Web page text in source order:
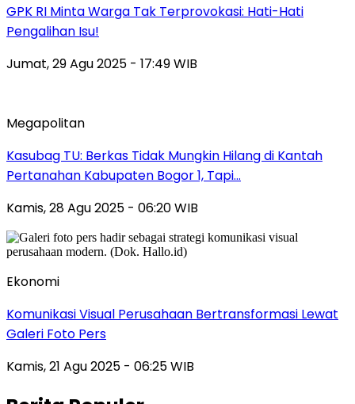
GPK RI Minta Warga Tak Terprovokasi: Hati-Hati
Pengalihan Isu!
Jumat, 29 Agu 2025 - 17:49 WIB
Megapolitan
Kasubag TU: Berkas Tidak Mungkin Hilang di Kantah
Pertanahan Kabupaten Bogor 1, Tapi…
Kamis, 28 Agu 2025 - 06:20 WIB
Ekonomi
Komunikasi Visual Perusahaan Bertransformasi Lewat
Galeri Foto Pers
Kamis, 21 Agu 2025 - 06:25 WIB